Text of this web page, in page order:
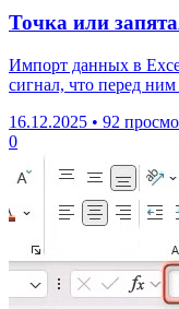
Точка или
Импорт данных в
сигнал, что перед
16.12.2025 • 92
0